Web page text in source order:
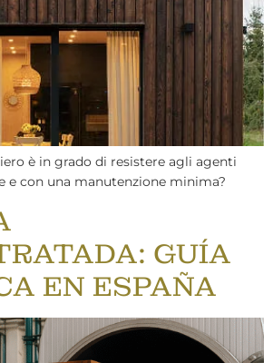
è in grado di resistere agli agenti
e con una manutenzione minima?
GUÍA
EN ESPAÑA